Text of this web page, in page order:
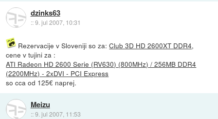
dzinks63
::9. jul 2007, 10:31
Rezervacije v Sloveniji so za:Club 3D HD 2600XT DDR4,
cene v tujini za :
ATI Radeon HD 2600 Serie (RV630) (800MHz) / 256MB DDR4
(2200MHz) - 2xDVI - PCI Express
so cca od 125€ naprej.
Meizu
::9. jul 2007, 11:53